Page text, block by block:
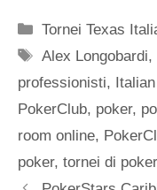
Categorie
Tornei Texas
Tag
Alex Longobardi,
professionisti,
PokerClub, poker,
room online,
poker, tornei di